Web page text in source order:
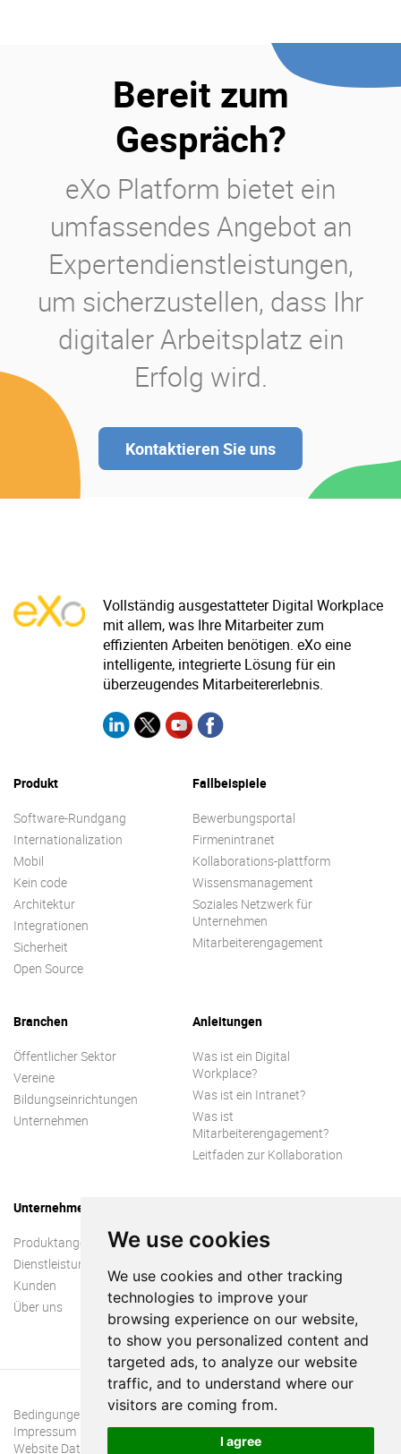
We use cookies
We use cookies and other tracking
technologies to improve your
browsing experience on our website,
to show you personalized content and
targeted ads, to analyze our website
traffic, and to understand where our
visitors are coming from.
I agree
Bereit zum
Gespräch?
eXo Platform bietet ein
umfassendes Angebot an
Expertendienstleistungen,
um sicherzustellen, dass Ihr
digitaler Arbeitsplatz ein
Erfolg wird.
Kontaktieren Sie uns
Vollständig ausgestatteter Digital Workplace
mit allem, was Ihre Mitarbeiter zum
effizienten Arbeiten benötigen. eXo eine
intelligente, integrierte Lösung für ein
überzeugendes Mitarbeitererlebnis.
Produkt
Software-Rundgang
Internationalization
Mobil
Kein code
Architektur
Integrationen
Sicherheit
Open Source
Fallbeispiele
Bewerbungsportal
Firmenintranet
Kollaborations-plattform
Wissensmanagement
Soziales Netzwerk für
Unternehmen
Mitarbeiterengagement
Branchen
Öffentlicher Sektor
Vereine
Bildungseinrichtungen
Unternehmen
Anleitungen
Was ist ein Digital
Workplace?
Was ist ein Intranet?
Was ist
Mitarbeiterengagement?
Leitfaden zur Kollaboration
Unternehmen
Produktangebot
Dienstleistungen
Kunden
Über uns
Bedingungen und Konditionen
Impressum
Website Datenschutzrichtlinie